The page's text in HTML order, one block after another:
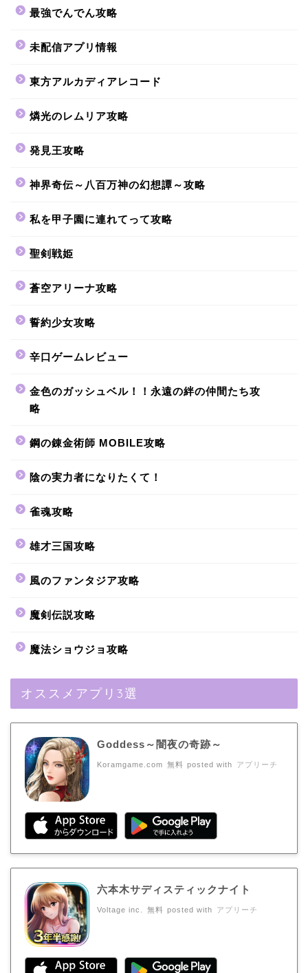
最強でんでん攻略
未配信アプリ情報
東方アルカディアレコード
燐光のレムリア攻略
発見王攻略
神界奇伝～八百万神の幻想譚～攻略
私を甲子園に連れてって攻略
聖剣戦姫
蒼空アリーナ攻略
誓約少女攻略
辛口ゲームレビュー
金色のガッシュベル！！永遠の絆の仲間たち攻
略
鋼の錬金術師 MOBILE攻略
陰の実力者になりたくて！
雀魂攻略
雄才三国攻略
風のファンタジア攻略
魔剣伝説攻略
魔法ショウジョ攻略
オススメアプリ3選
Goddess～闇夜の奇跡～
Koramgame.com 無料 posted with アプリーチ
六本木サディスティックナイト
Voltage inc. 無料 posted with アプリーチ